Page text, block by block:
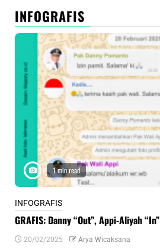
INFOGRAFIS
1 min read
INFOGRAFIS
GRAFIS: Danny “Out”, Appi-Aliyah “In”
20/02/2025 Arya Wicaksana